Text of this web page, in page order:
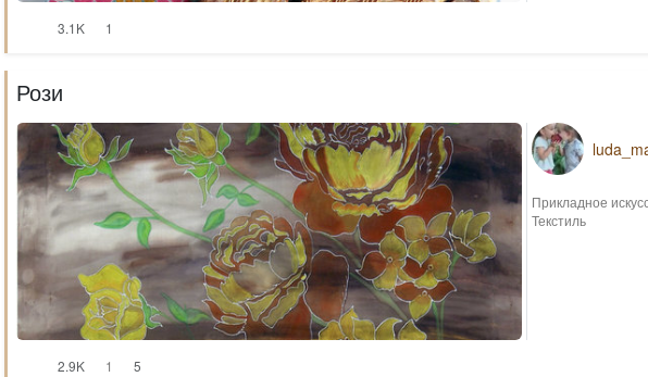
3.1K 1
Рози
Прикладное
Текстиль
2.9K 1 5